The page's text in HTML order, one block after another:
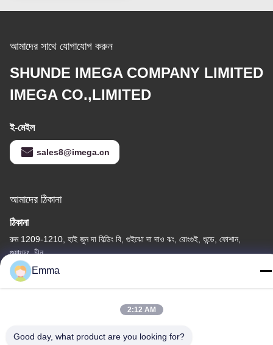
আমাদের সাথে যোগাযোগ করুন
SHUNDE IMEGA COMPANY LIMITED
IMEGA CO.,LIMITED
ই-মেইল
sales8@imega.cn
আমাদের ঠিকানা
ঠিকানা
রুম 1209-1210, হাই জুন দা বিল্ডিং বি, গুইঝো দা দাও ঝং, রোংগুই, শুন্ডে, ফোশান,
গুয়াংডং, চীন
টেল
Emma
2:12 AM
Good day, what product are you looking for?